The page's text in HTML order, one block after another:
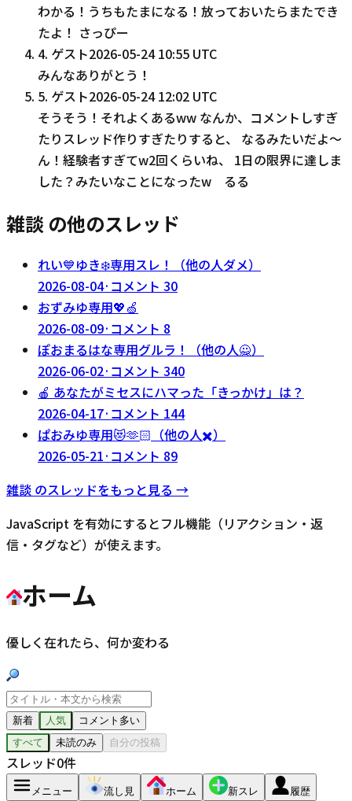
わかる！うちもたまになる！放っておいたらまたでき
たよ！ さっぴー
4. ゲスト2026-05-24 10:55 UTC
みんなありがとう！
5. ゲスト2026-05-24 12:02 UTC
そうそう！それよくあるww なんか、コメントしすぎ
たりスレッド作りすぎたりすると、 なるみたいだよ〜
ん！経験者すぎてw2回くらいね、 1日の限界に達しま
した？みたいなことになったw るる
雑談 の他のスレッド
れい💙ゆき❄️専用スレ！（他の人ダメ）
2026-08-04· コメント 30
おずみゆ専用💖🍏
2026-08-09· コメント 8
ぽおまるはな専用グルラ！（他の人🙅）
2026-06-02· コメント 340
🍎 あなたがミセスにハマった「きっかけ」は？
2026-04-17· コメント 144
ぱおみゆ専用😻🫶🏻（他の人✖️）
2026-05-21· コメント 89
雑談 のスレッドをもっと見る →
JavaScript を有効にするとフル機能（リアクション・返
信・タグなど）が使えます。
ホーム
優しく在れたら、何か変わる
新着 人気
コメント多い
すべて
未読のみ 自分の投稿
スレッド0件
メニュー 流し見 ホーム 新スレ 履歴